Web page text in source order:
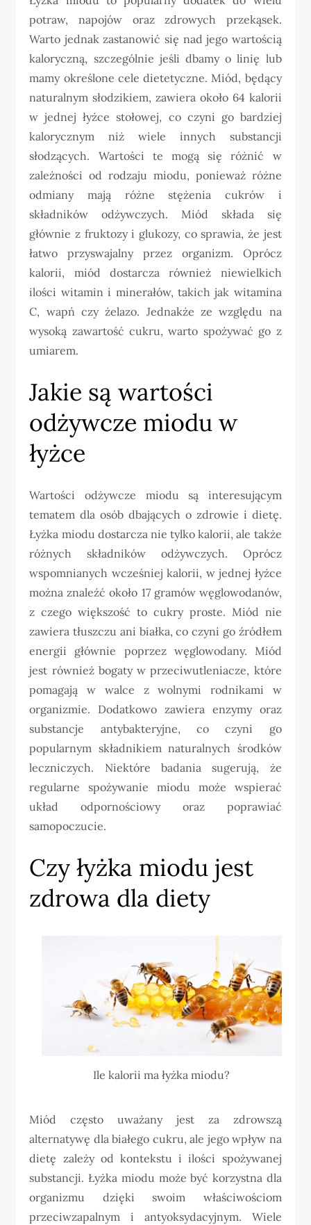
potraw, napojów oraz zdrowych przekąsek.
Warto jednak zastanowić się nad jego wartością
kaloryczną, szczególnie jeśli dbamy o linię lub
mamy określone cele dietetyczne. Miód, będący
naturalnym słodzikiem, zawiera około 64 kalorii
w jednej łyżce stołowej, co czyni go bardziej
kalorycznym niż wiele innych substancji
słodzących. Wartości te mogą się różnić w
zależności od rodzaju miodu, ponieważ różne
odmiany mają różne stężenia cukrów i
składników odżywczych. Miód składa się
głównie z fruktozy i glukozy, co sprawia, że jest
łatwo przyswajalny przez organizm. Oprócz
kalorii, miód dostarcza również niewielkich
ilości witamin i minerałów, takich jak witamina
C, wapń czy żelazo. Jednakże ze względu na
wysoką zawartość cukru, warto spożywać go z
umiarem.
Jakie są wartości
odżywcze miodu w
łyżce
Wartości odżywcze miodu są interesującym
tematem dla osób dbających o zdrowie i dietę.
Łyżka miodu dostarcza nie tylko kalorii, ale także
różnych składników odżywczych. Oprócz
wspomnianych wcześniej kalorii, w jednej łyżce
można znaleźć około 17 gramów węglowodanów,
z czego większość to cukry proste. Miód nie
zawiera tłuszczu ani białka, co czyni go źródłem
energii głównie poprzez węglowodany. Miód
jest również bogaty w przeciwutleniacze, które
pomagają w walce z wolnymi rodnikami w
organizmie. Dodatkowo zawiera enzymy oraz
substancje antybakteryjne, co czyni go
popularnym składnikiem naturalnych środków
leczniczych. Niektóre badania sugerują, że
regularne spożywanie miodu może wspierać
układ odpornościowy oraz poprawiać
samopoczucie.
Czy łyżka miodu jest
zdrowa dla diety
Ile kalorii ma łyżka miodu?
Miód często uważany jest za zdrowszą
alternatywę dla białego cukru, ale jego wpływ na
dietę zależy od kontekstu i ilości spożywanej
substancji. Łyżka miodu może być korzystna dla
organizmu dzięki swoim właściwościom
przeciwzapalnym i antyoksydacyjnym. Wiele